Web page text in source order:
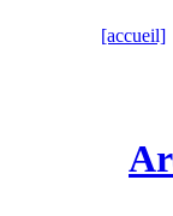
[accueil]